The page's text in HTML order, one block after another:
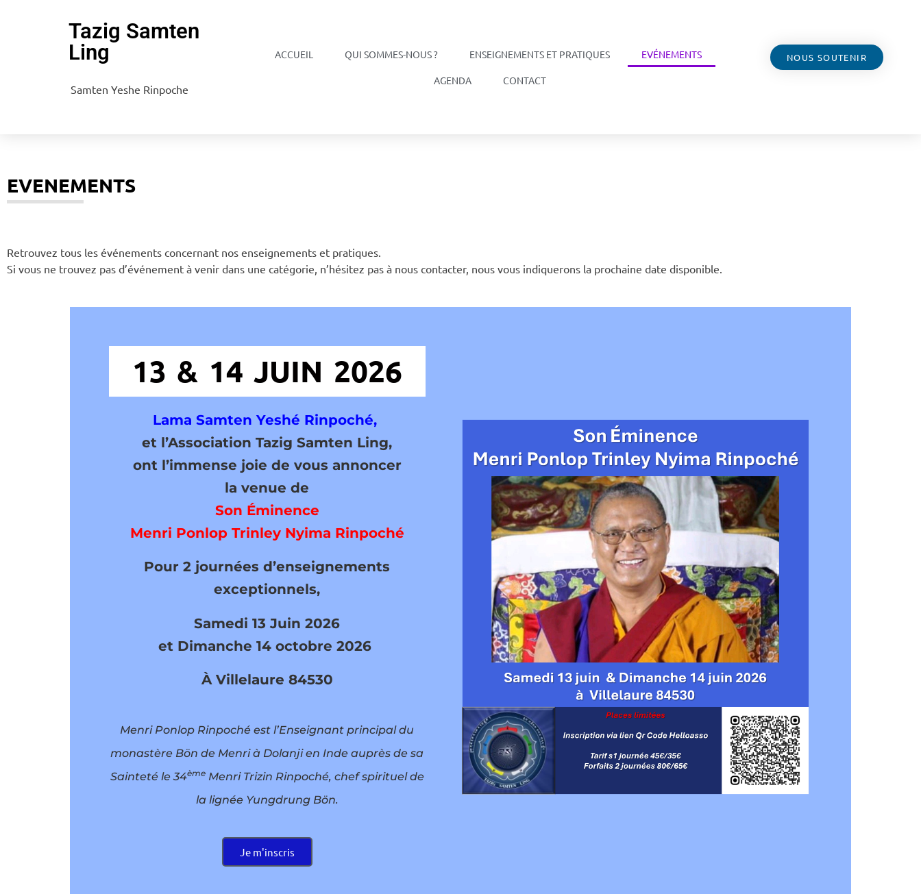
Tazig Samten
Ling
Samten Yeshe Rinpoche
ACCUEIL QUI SOMMES-NOUS ? ENSEIGNEMENTS ET PRATIQUES EVÉNEMENTS
AGENDA CONTACT
NOUS SOUTENIR
EVENEMENTS
Retrouvez tous les événements concernant nos enseignements et pratiques.
Si vous ne trouvez pas d’événement à venir dans une catégorie, n’hésitez pas à nous contacter, nous vous indiquerons la prochaine date disponible.
13 & 14 JUIN 2026
Lama Samten Yeshé Rinpoché,
et l’Association Tazig Samten Ling,
ont l’immense joie de vous annoncer
la venue de
Son Éminence
Menri Ponlop Trinley Nyima Rinpoché
Pour 2 journées d’enseignements
exceptionnels,
Samedi 13 Juin 2026
et Dimanche 14 octobre 2026
ÀVillelaure 84530
Menri Ponlop Rinpoché est l’Enseignant principal du
monastère Bön de Menri à Dolanji en Inde auprès de sa
Sainteté le 34èmeMenri Trizin Rinpoché, chef spirituel de
la lignée Yungdrung Bön.
Je m'inscris